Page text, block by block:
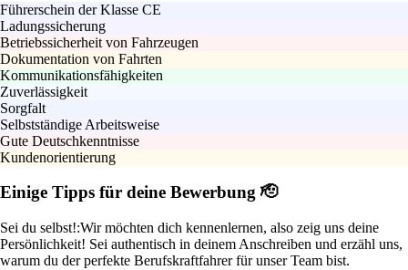
Führerschein der Klasse CE
Ladungssicherung
Betriebssicherheit von Fahrzeugen
Dokumentation von Fahrten
Kommunikationsfähigkeiten
Zuverlässigkeit
Sorgfalt
Selbstständige Arbeitsweise
Gute Deutschkenntnisse
Kundenorientierung
Einige Tipps für deine Bewerbung 🫡
Sei du selbst!:Wir möchten dich kennenlernen, also zeig uns deine
Persönlichkeit! Sei authentisch in deinem Anschreiben und erzähl uns,
warum du der perfekte Berufskraftfahrer für unser Team bist.